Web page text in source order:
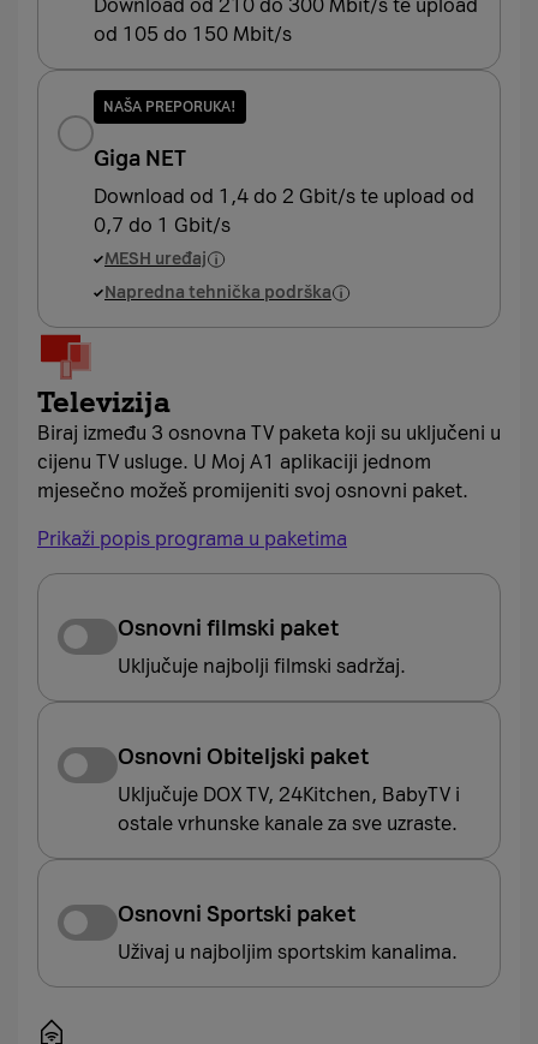
Download od 210 do 300 Mbit/s te upload
od 105 do 150 Mbit/s
NAŠA PREPORUKA!
Giga NET
Download od 1,4 do 2 Gbit/s te upload od
0,7 do 1 Gbit/s
MESH uređaj
Napredna tehnička podrška
Televizija
Biraj između 3 osnovna TV paketa koji su uključeni u
cijenu TV usluge. U Moj A1 aplikaciji jednom
mjesečno možeš promijeniti svoj osnovni paket.
Prikaži popis programa u paketima
Osnovni filmski paket
Uključuje najbolji filmski sadržaj.
Osnovni Obiteljski paket
Uključuje DOX TV, 24Kitchen, BabyTV i
ostale vrhunske kanale za sve uzraste.
Osnovni Sportski paket
Uživaj u najboljim sportskim kanalima.